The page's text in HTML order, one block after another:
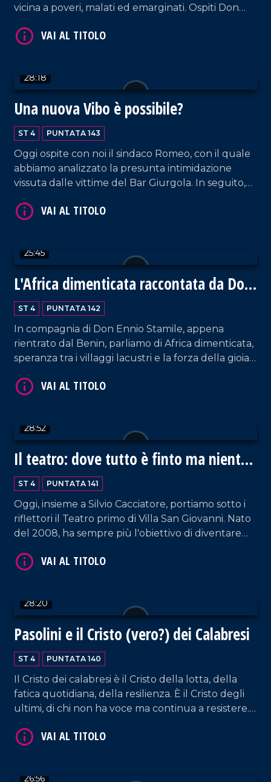
vicina a poveri, malati ed emarginati. Ospiti Don
Napoletano.
28:18
Una nuova Vibo è possibile?
ST 4 PUNTATA 143
Oggi ospite con noi il sindaco Romeo, con il quale
abbiamo analizzato la presunta intimidazione
vissuta dalle vittime del Bar Giurgola. In seguito,
Biodiversità e, soprattutto, abbiamo cercato di
25:45
L'Africa dimenticata raccontata da Don
Ennio Stamile
ST 4 PUNTATA 142
In compagnia di Don Ennio Stamile, appena
rientrato dal Benin, parliamo di Africa dimenticata,
speranza tra i villaggi lacustri e la forza della gioia
lotta contro la 'ndrangheta. Un confronto intenso
28:52
Il teatro: dove tutto è finto ma niente
è falso
ST 4 PUNTATA 141
Oggi, insieme a Silvio Cacciatore, portiamo sotto i
riflettori il Teatro primo di Villa San Giovanni. Nato
del 2008, ha sempre più l'obiettivo di diventare
spazio multifunzionale e libero, un luogo in grado
estremamente validi.
28:20
Pasolini e il Cristo (vero?) dei Calabresi
ST 4 PUNTATA 140
Il Cristo dei calabresi è il Cristo della lotta, della
fatica quotidiana, della resilienza. È il Cristo degli
ultimi, di chi non ha voce ma continua a resistere.
su Pier Paolo Pasolini, a cinquant'anni da Il
26:56
VAI AL TITOLO
VAI AL TITOLO
VAI AL TITOLO
VAI AL TITOLO